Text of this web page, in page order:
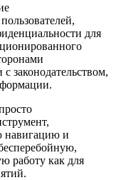
для
законодательством,
навигацию и
работу как для